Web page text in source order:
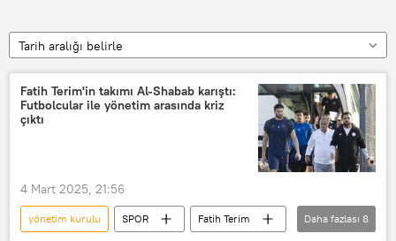
Tarih aralığı belirle
Fatih Terim'in takımı Al-Shabab karıştı:
Futbolcular ile yönetim arasında kriz
çıktı
4 Mart 2025, 21:56
yönetim kurulu SPOR
Fatih Terim
Daha fazlası 8